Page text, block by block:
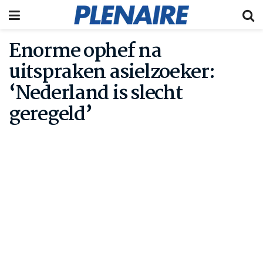
Enorme ophef na
uitspraken asielzoeker:
‘Nederland is slecht
geregeld’